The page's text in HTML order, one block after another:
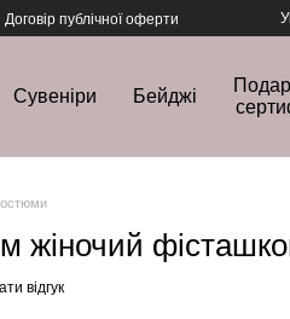
Договір публічної оферти
Сувеніри Бейджі
жіночий
відгук